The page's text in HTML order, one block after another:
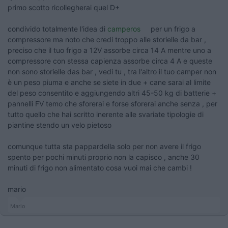
primo scotto ricollegherai quel D+
condivido totalmente l'idea di camperos
per un frigo a
compressore ma noto che credi troppo alle storielle da bar ,
preciso che il tuo frigo a 12V assorbe circa 14 A mentre uno a
compressore con stessa capienza assorbe circa 4 A e queste
non sono storielle das bar , vedi tu , tra l'altro il tuo camper non
è un peso piuma e anche se siete in due + cane sarai al limite
del peso consentito e aggiungendo altri 45-50 kg di batterie +
pannelli FV temo che sforerai e forse sforerai anche senza , per
tutto quello che hai scritto inerente alle svariate tipologie di
piantine stendo un velo pietoso
comunque tutta sta pappardella solo per non avere il frigo
spento per pochi minuti proprio non la capisco , anche 30
minuti di frigo non alimentato cosa vuoi mai che cambi !
mario
Mario